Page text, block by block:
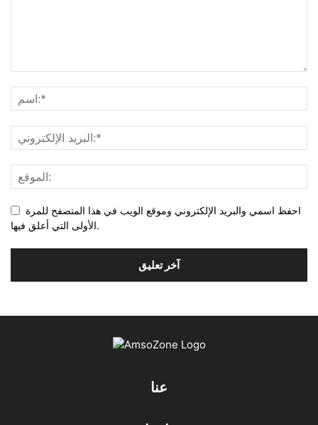
احفظ اسمي والبريد الإلكتروني وموقع الويب في هذا المتصفح للمرة
الأولى التي أعلق فيها.
عنا